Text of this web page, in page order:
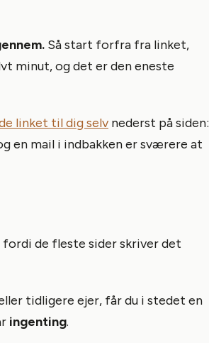
Så start forfra fra linket,
minut, og det er den eneste
linket til dig selv nederst på siden:
en mail i indbakken er sværere at
de fleste sider skriver det
tidligere ejer, får du i stedet en
ingenting.